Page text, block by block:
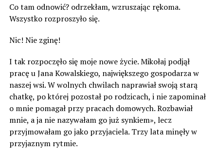
Co tam odnowić? odrzekłam, wzruszając rękoma.
Wszystko rozproszyło się.
Nic! Nie zginę!
I tak rozpoczęło się moje nowe życie. Mikołaj podjął
pracę u Jana Kowalskiego, największego gospodarza w
naszej wsi. W wolnych chwilach naprawiał swoją starą
chatkę, po której pozostał po rodzicach, i nie zapominał
o mnie pomagał przy pracach domowych. Rozbawiał
mnie, a ja nie nazywałam go już synkiem», lecz
przyjmowałam go jako przyjaciela. Trzy lata minęły w
przyjaznym rytmie.